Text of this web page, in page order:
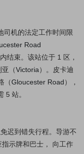
司机的法定工作时间限
Road
结束。该站位于 1 区，
（Victoria）。皮卡迪
（Gloucester Road），
5 站。
迟到错失行程。导游不
示牌和巴士， 向工作